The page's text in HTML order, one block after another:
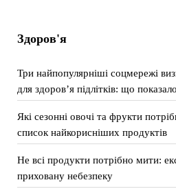
Здоров'я
Три найпопулярніші соцмережі
для здоров’я підлітків: що
Які сезонні овочі та фрукти
список найкорисніших продуктів
Не всі продукти потрібно мити:
приховану небезпеку